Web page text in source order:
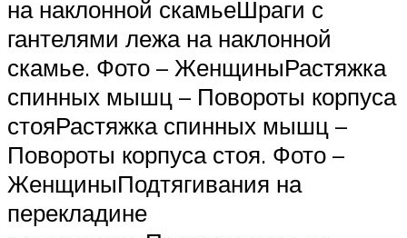
на наклонной скамьеШраги с
гантелями лежа на наклонной
скамье. Фото – ЖенщиныРастяжка
спинных мышц – Повороты корпуса
стояРастяжка спинных мышц –
Повороты корпуса стоя. Фото –
ЖенщиныПодтягивания на
перекладине